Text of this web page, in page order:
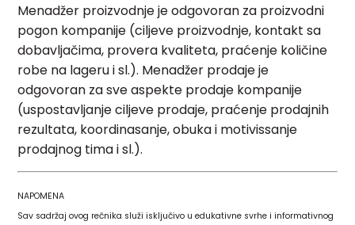
Menadžer proizvodnje je odgovoran za proizvodni
pogon kompanije (ciljeve proizvodnje, kontakt sa
dobavljačima, provera kvaliteta, praćenje količine
robe na lageru i sl.). Menadžer prodaje je
odgovoran za sve aspekte prodaje kompanije
(uspostavljanje ciljeve prodaje, praćenje prodajnih
rezultata, koordinasanje, obuka i motivissanje
prodajnog tima i sl.).
NAPOMENA
Sav sadržaj ovog rečnika služi isključivo u edukativne svrhe i informativnog